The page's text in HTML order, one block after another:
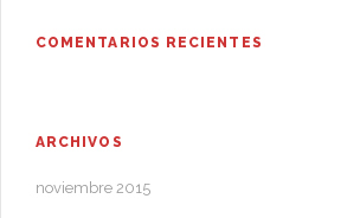
COMENTARIOS RECIENTES
ARCHIVOS
noviembre 2015